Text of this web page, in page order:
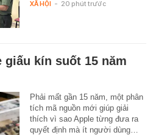
XÃ HỘI - 20 phút trước
kín suốt 15 năm
Phải mất gần 15 năm, một phân
tích mã nguồn mới giúp giải
thích vì sao Apple từng đưa ra
quyết định mà ít người dùng…